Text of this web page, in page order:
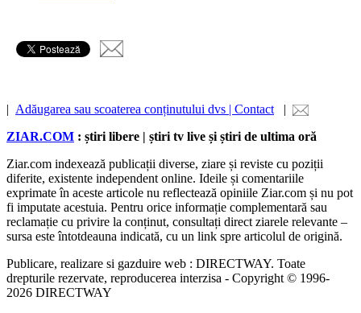
| Adăugarea sau scoaterea conținutului dvs | Contact |
ZIAR.COM : știri libere | știri tv live și știri de ultima oră
Ziar.com indexează publicații diverse, ziare și reviste cu poziții
diferite, existente independent online. Ideile și comentariile
exprimate în aceste articole nu reflectează opiniile Ziar.com și nu pot
fi imputate acestuia. Pentru orice informație complementară sau
reclamație cu privire la conținut, consultați direct ziarele relevante –
sursa este întotdeauna indicată, cu un link spre articolul de origină.
Publicare, realizare si gazduire web : DIRECTWAY. Toate
drepturile rezervate, reproducerea interzisa - Copyright © 1996-
2026 DIRECTWAY